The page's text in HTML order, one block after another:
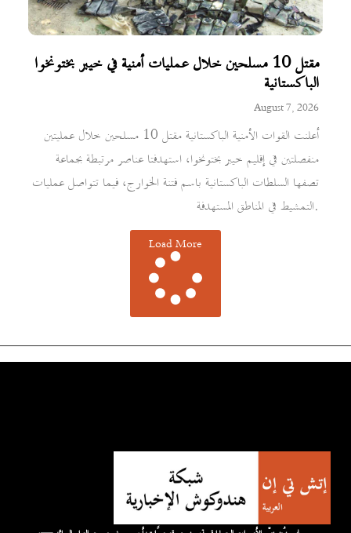
مقتل 10 مسلحين خلال عمليات أمنية في خيبر بختونخوا
الباكستانية
August 7, 2026
أعلنت القوات الأمنية الباكستانية مقتل 10 مسلحين خلال عمليتين
منفصلتين في إقليم خيبر بختونخوا، استهدفتا عناصر مرتبطة بجماعة
تصفها السلطات الباكستانية باسم فتنة الخوارج، فيما تتواصل عمليات
التمشيط في المناطق المستهدفة.
Load More